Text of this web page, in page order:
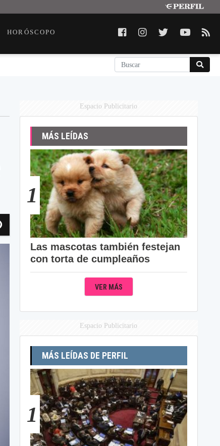
HORÓSCOPO
Espacio Publicitario
MÁS LEÍDAS
1
Las mascotas también festejan
con torta de cumpleaños
VER MÁS
Espacio Publicitario
MÁS LEÍDAS DE PERFIL
1